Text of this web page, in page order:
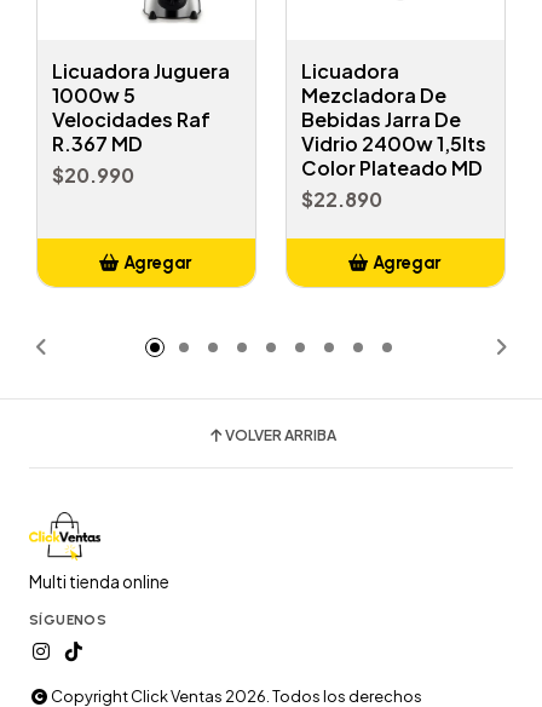
Licuadora Juguera
1000w 5
Velocidades Raf
R.367 MD
$20.990
Agregar
Licuadora
Mezcladora De
Bebidas Jarra De
Vidrio 2400w 1,5lts
Color Plateado MD
$22.890
Agregar
VOLVER ARRIBA
Multi tienda online
SÍGUENOS
Copyright Click Ventas 2026. Todos los derechos